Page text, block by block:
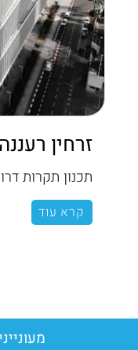
זרחין רעננה
תכנון תקרות
קרא עוד